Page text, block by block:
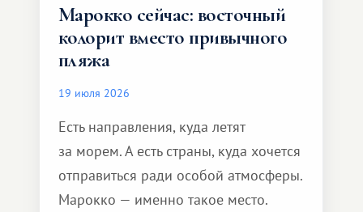
Марокко сейчас: восточный
колорит вместо привычного
пляжа
19 июля 2026
Есть направления, куда летят
за морем. А есть страны, куда хочется
отправиться ради особой атмосферы.
Марокко — именно такое место.